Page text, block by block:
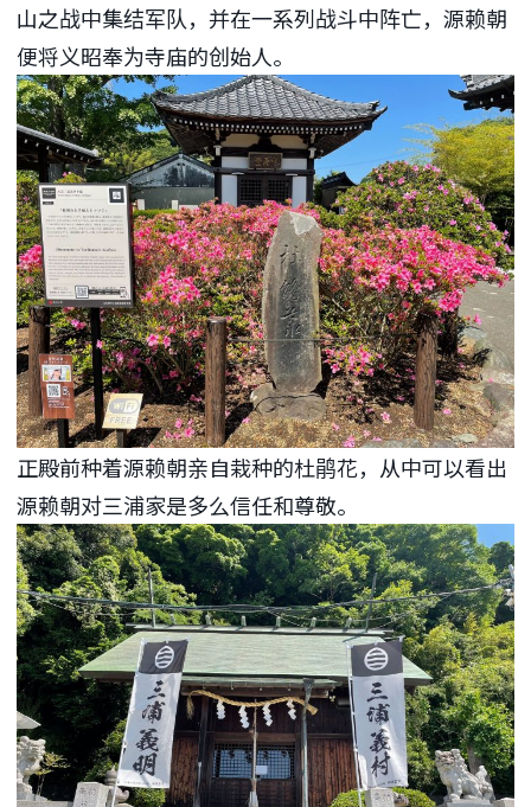
山之战中集结军队，并在一系列战斗中阵亡，源赖朝
便将义昭奉为寺庙的创始人。
正殿前种着源赖朝亲自栽种的杜鹃花，从中可以看出
源赖朝对三浦家是多么信任和尊敬。